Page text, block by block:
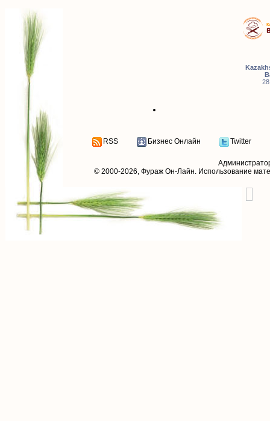
RSS Бизнес Онлайн Twitter
© 2000-2026, Фураж Он-Лайн. Использование